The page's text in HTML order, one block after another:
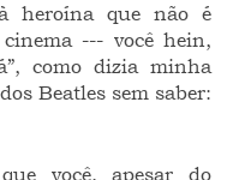
heroína que não é
--- você hein,
como dizia minha
Beatles sem saber: